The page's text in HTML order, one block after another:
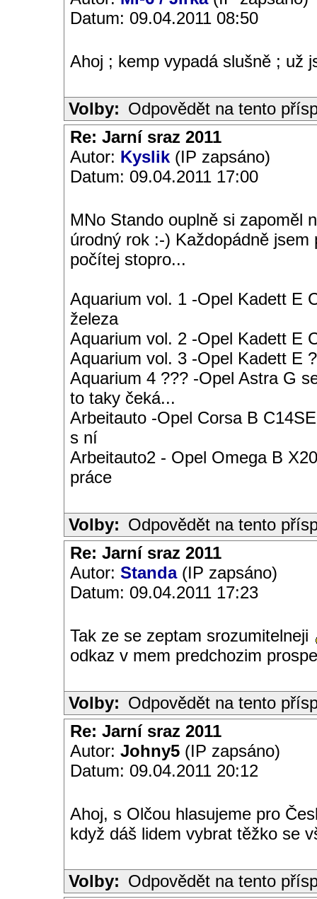
Datum: 09.04.2011 08:50
Ahoj ; kemp vypadá slušně ; už
Volby: Odpovědět na tento
Re: Jarní sraz 2011
Autor: Kyslik (IP zapsáno)
Datum: 09.04.2011 17:00
MNo Stando ouplně si zapoměl
úrodný rok :-) Každopádně
počítej stopro...
Aquarium vol. 1 -Opel Kadett E
železa
Aquarium vol. 2 -Opel Kadett E
Aquarium vol. 3 -Opel Kadett E
Aquarium 4 ??? -Opel Astra G
to taky čeká...
Arbeitauto -Opel Corsa B
s ní
Arbeitauto2 - Opel Omega B
práce
Volby: Odpovědět na tento
Re: Jarní sraz 2011
Autor: Standa(IP zapsáno)
Datum: 09.04.2011 17:23
Tak ze se zeptam srozumitelneji
odkaz v mem predchozim
Volby: Odpovědět na tento
Re: Jarní sraz 2011
Autor: Johny5 (IP zapsáno)
Datum: 09.04.2011 20:12
Ahoj, s Olčou hlasujeme pro
když dáš lidem vybrat těžko se
Volby: Odpovědět na tento